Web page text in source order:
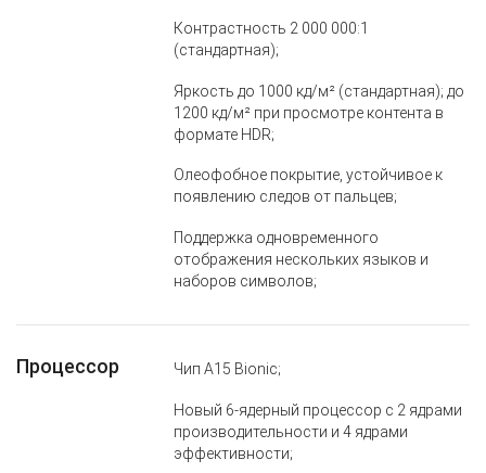
Контрастность 2 000 000:1
(стандартная);
Яркость до 1000 кд/м² (стандартная); до
1200 кд/м² при просмотре контента в
формате HDR;
Олеофобное покрытие, устойчивое к
появлению следов от пальцев;
Поддержка одновременного
отображения нескольких языков и
наборов символов;
Процессор Чип A15 Bionic;
Новый 6‑ядерный процессор с 2 ядрами
производительности и 4 ядрами
эффективности;